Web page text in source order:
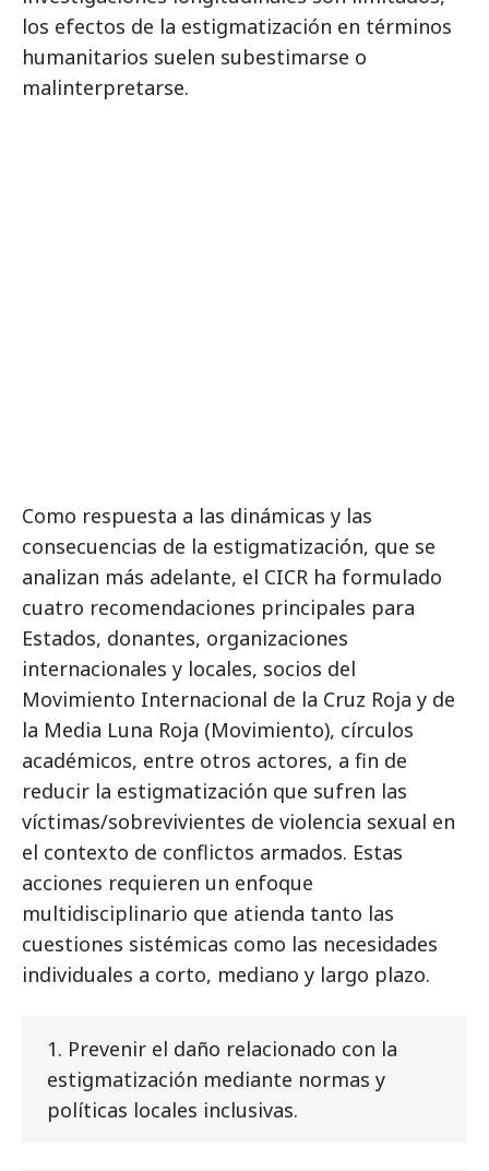
los efectos de la estigmatización en términos
humanitarios suelen subestimarse o
malinterpretarse.
Como respuesta a las dinámicas y las
consecuencias de la estigmatización, que se
analizan más adelante, el CICR ha formulado
cuatro recomendaciones principales para
Estados, donantes, organizaciones
internacionales y locales, socios del
Movimiento Internacional de la Cruz Roja y de
la Media Luna Roja (Movimiento), círculos
académicos, entre otros actores, a fin de
reducir la estigmatización que sufren las
víctimas/sobrevivientes de violencia sexual en
el contexto de conflictos armados. Estas
acciones requieren un enfoque
multidisciplinario que atienda tanto las
cuestiones sistémicas como las necesidades
individuales a corto, mediano y largo plazo.
1. Prevenir el daño relacionado con la
estigmatización mediante normas y
políticas locales inclusivas.